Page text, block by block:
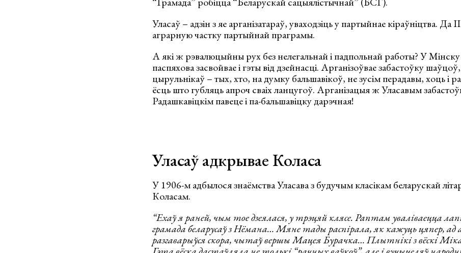
Уласаў – адзін з яе арганізатараў, уваходзіць у партыйнае кіраўніцтва. Да
аграрную частку партыйнай праграмы.
А які ж рэвалюцыйны рух без нелегальнай і падпольнай работы? У
паспяхова засвойвае і гэты від дзейнасці. Арганізоўвае забастоўку
цырульнікаў – тых, хто, на думку бальшавікоў, не зусім перадавы, хоць і
ёсць што губляць апроч сваіх ланцугоў. Арганізацыя ж Уласавым
Радашкавіцкім павеце і па-бальшавіцку дарэчная!
Уласаў адкрывае Коласа
У 1906-м адбылося знаёмства Уласава з будучым класікам беларускай
Коласам.
“Ехаў я раней, чым тое дзеялася, у трэцяй клясе. Раптам уваліваецца
грамада беларусаў з Нёмана… Мяне тады распірала, як кажуць цяпер, ад
разгаварыўся скора, чытаў вершы Мацея Бурачка… Плытнікі з вёскі